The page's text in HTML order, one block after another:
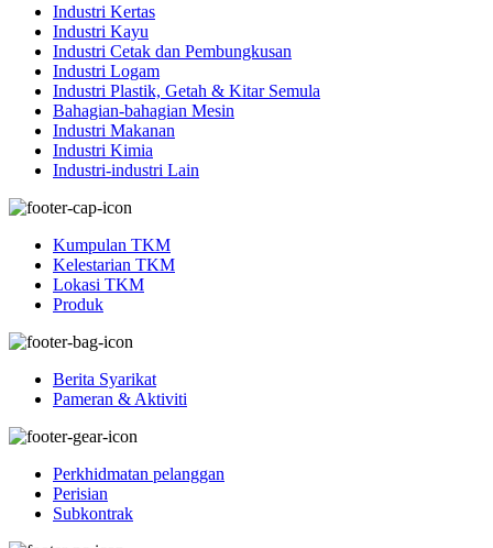
Industri Kertas
Industri Kayu
Industri Cetak dan Pembungkusan
Industri Logam
Industri Plastik, Getah & Kitar Semula
Bahagian-bahagian Mesin
Industri Makanan
Industri Kimia
Industri-industri Lain
Kumpulan TKM
Kelestarian TKM
Lokasi TKM
Produk
Berita Syarikat
Pameran & Aktiviti
Perkhidmatan pelanggan
Perisian
Subkontrak